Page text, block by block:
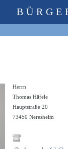
Herrn
Thomas Häfele
Hauptstraße 20
73450 Neresheim